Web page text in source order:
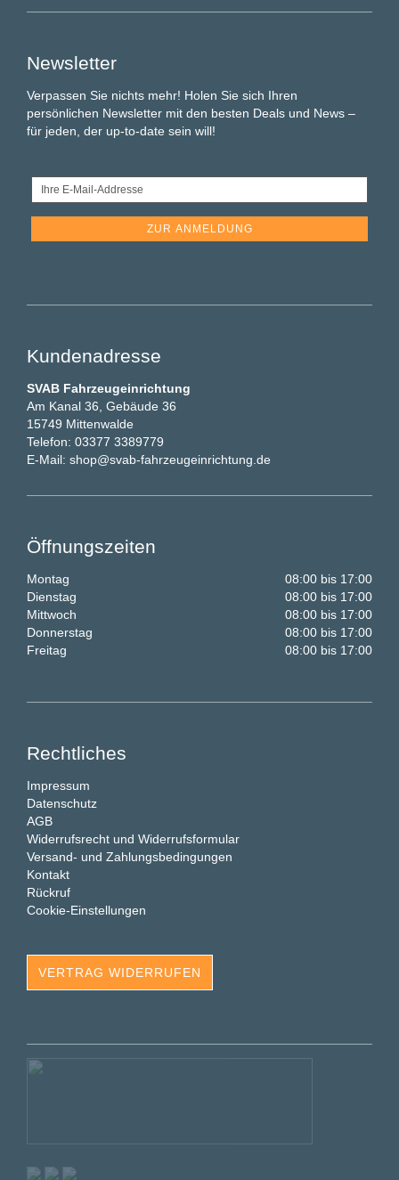
Newsletter
Verpassen Sie nichts mehr! Holen Sie sich Ihren
persönlichen Newsletter mit den besten Deals und News –
für jeden, der up-to-date sein will!
Ihre
E-
Mail-
Kundenadresse
SVAB Fahrzeugeinrichtung
Am Kanal 36, Gebäude 36
15749 Mittenwalde
Telefon: 03377 3389779
E-Mail: shop@svab-fahrzeugeinrichtung.de
Öffnungszeiten
Montag
08:00 bis 17:00
Dienstag
08:00 bis 17:00
Mittwoch
08:00 bis 17:00
Donnerstag
08:00 bis 17:00
Freitag
08:00 bis 17:00
Rechtliches
Impressum
Datenschutz
AGB
Widerrufsrecht und Widerrufsformular
Versand- und Zahlungsbedingungen
Kontakt
Rückruf
Cookie-Einstellungen
VERTRAG WIDERRUFEN